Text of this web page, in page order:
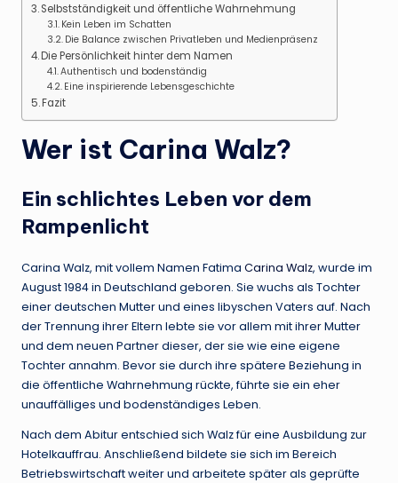
Selbstständigkeit und öffentliche Wahrnehmung
Kein Leben im Schatten
Die Balance zwischen Privatleben und Medienpräsenz
Die Persönlichkeit hinter dem Namen
Authentisch und bodenständig
Eine inspirierende Lebensgeschichte
Fazit
Wer ist Carina Walz?
Ein schlichtes Leben vor dem
Rampenlicht
Carina Walz, mit vollem Namen Fatima Carina Walz, wurde im
August 1984 in Deutschland geboren. Sie wuchs als Tochter
einer deutschen Mutter und eines libyschen Vaters auf. Nach
der Trennung ihrer Eltern lebte sie vor allem mit ihrer Mutter
und dem neuen Partner dieser, der sie wie eine eigene
Tochter annahm. Bevor sie durch ihre spätere Beziehung in
die öffentliche Wahrnehmung rückte, führte sie ein eher
unauffälliges und bodenständiges Leben.
Nach dem Abitur entschied sich Walz für eine Ausbildung zur
Hotelkauffrau. Anschließend bildete sie sich im Bereich
Betriebswirtschaft weiter und arbeitete später als geprüfte